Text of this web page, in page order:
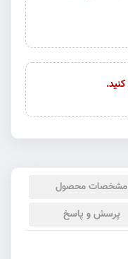
مشخصات محصول
پرسش و پاسخ